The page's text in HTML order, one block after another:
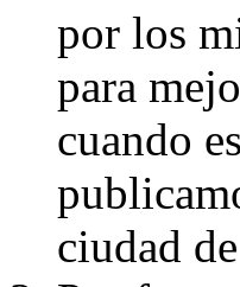
por los
para
cuando
ciudad